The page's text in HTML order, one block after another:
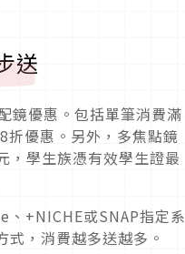
送
鏡優惠。包括單筆消費滿
優惠。另外，多焦點鏡
，學生族憑有效學生證最
+NICHE或SNAP指定系
，消費越多送越多。